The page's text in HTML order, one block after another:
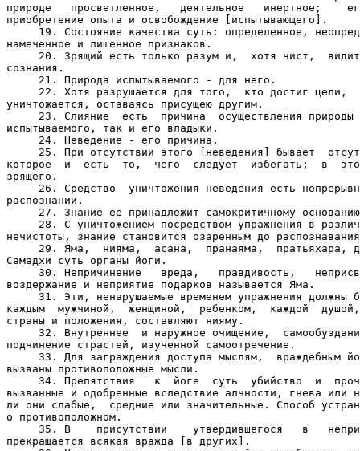
природе   просветленное,   деятельное   инертное;
приобретение опыта и освобождение [испытывающего].
19. Состояние качества суть: определенное,
намеченное и лишенное признаков.
20. Зрящий есть только разум и,  хотя чист,
сознания.
     21. Природа испытываемого - для него.
22. Хотя разрушается для того,  кто достиг цели,
уничтожается, оставаясь присущею другим.
23. Слияние  есть  причина  осуществления природы
испытываемого, так и его владыки.
     24. Неведение - его причина.
25. При отсутствии этого [неведения] бывает
которое  и  есть  то,  чего  следует  избегать;  в
зрящего.
26. Средство  уничтожения неведения есть
распознании.
27. Знание ее принадлежит самокритичному
28. С уничтожением посредством упражнения в
нечистоты, знание становится озаренным до
29. Яма,  нияма,  асана,  пранаяма,  пратьяхара,
Самадхи суть органы йоги.
30. Непричинение   вреда,   правдивость,
воздержание и неприятие подарков называется Яма.
31. Эти, ненарушаемые временем упражнения должны
каждым  мужчиной,  женщиной,  ребенком,  каждой
страны и положения, составляют нияму.
32. Внутреннее  и наружное очищение,
подчинение страстей, изученной самоотречение.
33. Для заграждения доступа мыслям,  враждебным
вызваны противоположные мысли.
34. Препятствия   к  йоге  суть  убийство  и
вызванные и одобренные вследствие алчности, гнева или
ли они слабые,  средние или значительные. Способ
о противоположном.
35. В    присутствии    утвердившегося   в
прекращается всякая вражда [в других].